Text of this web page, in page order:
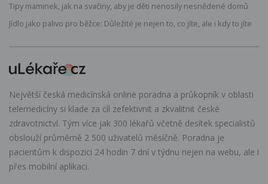
Tipy maminek, jak na svačiny, aby je děti nenosily nesnědené domů
Jídlo jako palivo pro běžce: Důležité je nejen to, co jíte, ale i kdy to jíte
Největší česká medicínská online poradna a průkopník v oblasti
telemedicíny si klade za cíl zefektivnit a zkvalitnit české
zdravotnictví. Tým více jak 300 lékařů včetně desítek specialistů
obslouží průměrně 2 500 uživatelů měsíčně. Poradna je
pacientům k dispozici 24 hodin 7 dní v týdnu nejen na webu, ale i
přes mobilní aplikaci.